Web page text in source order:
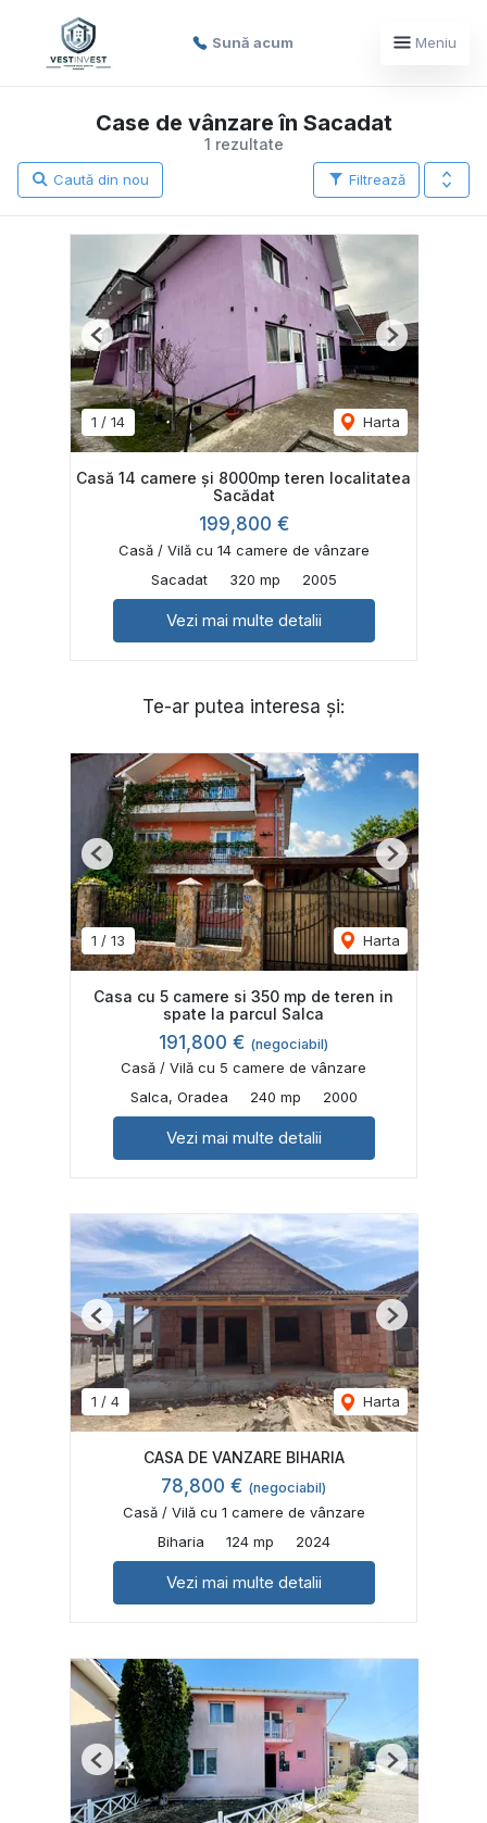
Sună acum Meniu
1 rezultate
Case de vânzare în Sacadat
Filtrează
Caută din nou
1 / 14 Harta
Previous Next
Casă 14 camere și 8000mp teren localitatea
Sacădat
199,800 €
Casă / Vilă cu 14 camere de vânzare
Sacadat
320 mp 2005
Vezi mai multe detalii
Te-ar putea interesa și:
1 / 13 Harta
Previous Next
Casa cu 5 camere si 350 mp de teren in
spate la parcul Salca
191,800 € (negociabil)
Casă / Vilă cu 5 camere de vânzare
Salca, Oradea
240 mp 2000
Vezi mai multe detalii
1 / 4 Harta
Previous Next
CASA DE VANZARE BIHARIA
78,800 € (negociabil)
Casă / Vilă cu 1 camere de vânzare
Biharia
124 mp 2024
Vezi mai multe detalii
Previous Next